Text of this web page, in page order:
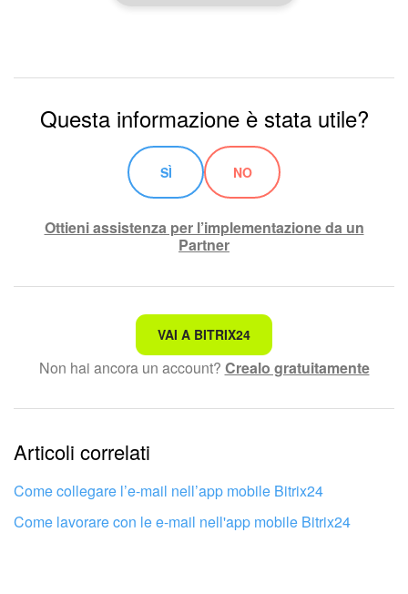
Questa informazione è stata utile?
SÌ NO
Ottieni assistenza per l’implementazione da un
Partner
Non è quello che sto cercando.
Testo complesso e incomprensibile
Le informazioni sono obsolete.
Troppo breve, ho bisogno di maggiori informazioni.
Non mi soddisfa come funziona questo strumento
VAI A BITRIX24
Non hai ancora un account? Crealo gratuitamente
Articoli correlati
Come collegare l’e-mail nell’app mobile Bitrix24
Come lavorare con le e-mail nell'app mobile Bitrix24